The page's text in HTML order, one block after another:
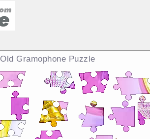
Old Gramophone Puzzle